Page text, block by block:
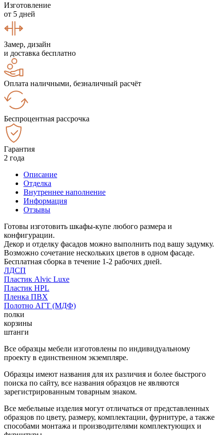
Изготовление
от 5 дней
Замер, дизайн
и доставка бесплатно
Оплата наличными, безналичный расчёт
Беспроцентная рассрочка
Гарантия
2 года
Описание
Отделка
Внутреннее наполнение
Информация
Отзывы
Готовы изготовить шкафы-купе любого размера и
конфигурации.
Декор и отделку фасадов можно выполнить под вашу задумку.
Возможно сочетание нескольких цветов в одном фасаде.
Бесплатная сборка в течение 1-2 рабочих дней.
ЛДСП
Пластик Alvic Luxe
Пластик HPL
Пленка ПВХ
Полотно АГТ (МДФ)
полки
корзины
штанги
Все образцы мебели изготовлены по индивидуальному
проекту в единственном экземпляре.
Образцы имеют названия для их различия и более быстрого
поиска по сайту, все названия образцов не являются
зарегистрированным товарным знаком.
Все мебельные изделия могут отличаться от представленных
образцов по цвету, размеру, комплектации, фурнитуре, а также
способами монтажа и производителями комплектующих и